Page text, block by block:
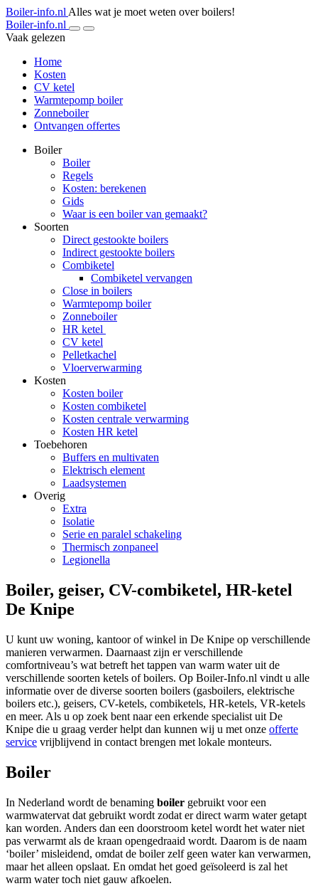
Boiler-info.nl Alles wat je moet weten over boilers!
Boiler-info.nl
Vaak gelezen
Home
Kosten
CV ketel
Warmtepomp boiler
Zonneboiler
Ontvangen offertes
Boiler
Boiler
Regels
Kosten: berekenen
Gids
Waar is een boiler van gemaakt?
Soorten
Direct gestookte boilers
Indirect gestookte boilers
Combiketel
Combiketel vervangen
Close in boilers
Warmtepomp boiler
Zonneboiler
HR ketel
CV ketel
Pelletkachel
Vloerverwarming
Kosten
Kosten boiler
Kosten combiketel
Kosten centrale verwarming
Kosten HR ketel
Toebehoren
Buffers en multivaten
Elektrisch element
Laadsystemen
Overig
Extra
Isolatie
Serie en paralel schakeling
Thermisch zonpaneel
Legionella
Boiler, geiser, CV-combiketel, HR-ketel
De Knipe
U kunt uw woning, kantoor of winkel in De Knipe op verschillende
manieren verwarmen. Daarnaast zijn er verschillende
comfortniveau’s wat betreft het tappen van warm water uit de
verschillende soorten ketels of boilers. Op Boiler-Info.nl vindt u alle
informatie over de diverse soorten boilers (gasboilers, elektrische
boilers etc.), geisers, CV-ketels, combiketels, HR-ketels, VR-ketels
en meer. Als u op zoek bent naar een erkende specialist uit De
Knipe die u graag verder helpt dan kunnen wij u met onze offerte
service vrijblijvend in contact brengen met lokale monteurs.
Boiler
In Nederland wordt de benaming boiler gebruikt voor een
warmwatervat dat gebruikt wordt zodat er direct warm water getapt
kan worden. Anders dan een doorstroom ketel wordt het water niet
pas verwarmt als de kraan opengedraaid wordt. Daarom is de naam
‘boiler’ misleidend, omdat de boiler zelf geen water kan verwarmen,
maar het alleen opslaat. En omdat het goed geïsoleerd is zal het
warm water toch niet gauw afkoelen.